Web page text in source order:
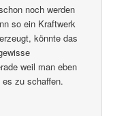
noch werden
so ein Kraftwerk
könnte das
weil man eben
zu schaffen.